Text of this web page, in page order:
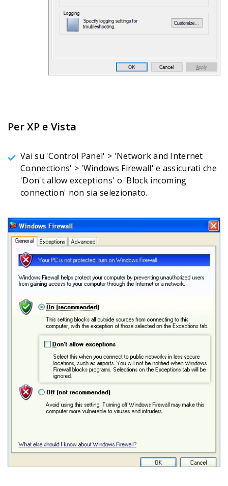
Per XP e Vista
Vai su 'Control Panel' > 'Network and Internet
Connections' > 'Windows Firewall' e assicurati che
'Don't allow exceptions' o 'Block incoming
connection' non sia selezionato.